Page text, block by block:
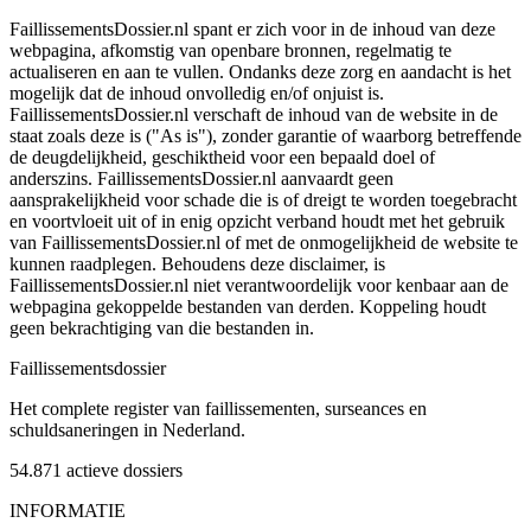
FaillissementsDossier.nl spant er zich voor in de inhoud van deze
webpagina, afkomstig van openbare bronnen, regelmatig te
actualiseren en aan te vullen. Ondanks deze zorg en aandacht is het
mogelijk dat de inhoud onvolledig en/of onjuist is.
FaillissementsDossier.nl verschaft de inhoud van de website in de
staat zoals deze is ("As is"), zonder garantie of waarborg betreffende
de deugdelijkheid, geschiktheid voor een bepaald doel of
anderszins. FaillissementsDossier.nl aanvaardt geen
aansprakelijkheid voor schade die is of dreigt te worden toegebracht
en voortvloeit uit of in enig opzicht verband houdt met het gebruik
van FaillissementsDossier.nl of met de onmogelijkheid de website te
kunnen raadplegen. Behoudens deze disclaimer, is
FaillissementsDossier.nl niet verantwoordelijk voor kenbaar aan de
webpagina gekoppelde bestanden van derden. Koppeling houdt
geen bekrachtiging van die bestanden in.
Faillissementsdossier
Het complete register van faillissementen, surseances en
schuldsaneringen in Nederland.
54.871 actieve dossiers
INFORMATIE